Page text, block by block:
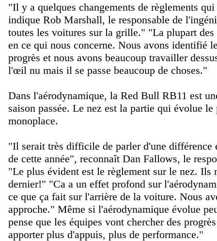
"Il y a quelques changements de règlements
indique Rob Marshall, le responsable de
toutes les voitures sur la grille." "La plupart des
en ce qui nous concerne. Nous avons identifié
progrès et nous avons beaucoup travailler
l'œil nu mais il se passe beaucoup de choses."
Dans l'aérodynamique, la Red Bull RB11 est
saison passée. Le nez est la partie qui évolue
monoplace.
"Il serait très difficile de parler d'une différence
de cette année", reconnaît Dan Fallows, le
"Le plus évident est le règlement sur le nez. Ils
dernier!" "Ca a un effet profond sur
ce que ça fait sur l'arrière de la voiture. Nous
approche." Même si l'aérodynamique évolue
pense que les équipes vont chercher des
apporter plus d'appuis, plus de performance."